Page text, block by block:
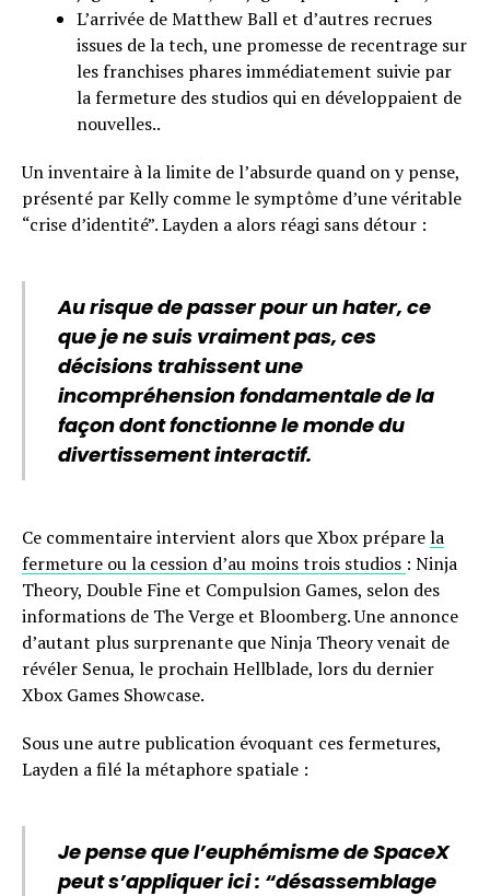
L’arrivée de Matthew Ball et d’autres recrues
issues de la tech, une promesse de recentrage sur
les franchises phares immédiatement suivie par
la fermeture des studios qui en développaient de
nouvelles..
Un inventaire à la limite de l’absurde quand on y pense,
présenté par Kelly comme le symptôme d’une véritable
“crise d’identité”. Layden a alors réagi sans détour :
Au risque de passer pour un hater, ce
que je ne suis vraiment pas, ces
décisions trahissent une
incompréhension fondamentale de la
façon dont fonctionne le monde du
divertissement interactif.
Ce commentaire intervient alors que Xbox préparela
fermeture ou la cession d’au moins trois studios : Ninja
Theory, Double Fine et Compulsion Games, selon des
informations de The Verge et Bloomberg. Une annonce
d’autant plus surprenante que Ninja Theory venait de
révéler Senua, le prochain Hellblade, lors du dernier
Xbox Games Showcase.
Sous une autre publication évoquant ces fermetures,
Layden a filé la métaphore spatiale :
Je pense que l’euphémisme de SpaceX
peut s’appliquer ici : “désassemblage